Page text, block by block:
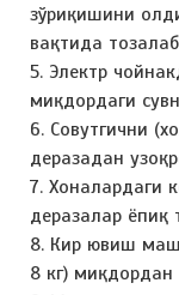
зўриқишини
вақтида
5. Электр
миқдордаги
6. Совутгични
деразадан
7. Хоналардаги
деразалар ёпиқ
8. Кир ювиш
8 кг)